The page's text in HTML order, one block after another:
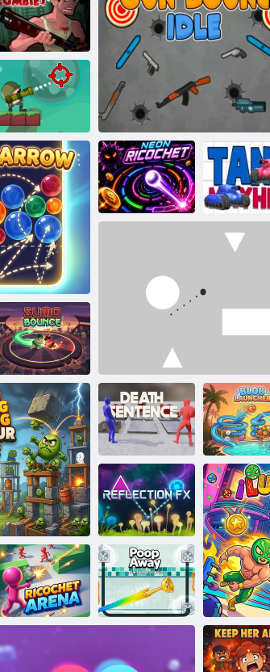
Zombi proști 2
King Soldați
sărită
Bine
Sumo Bounce
Condamnare la
moarte
Lansatorul
Reflecție FX